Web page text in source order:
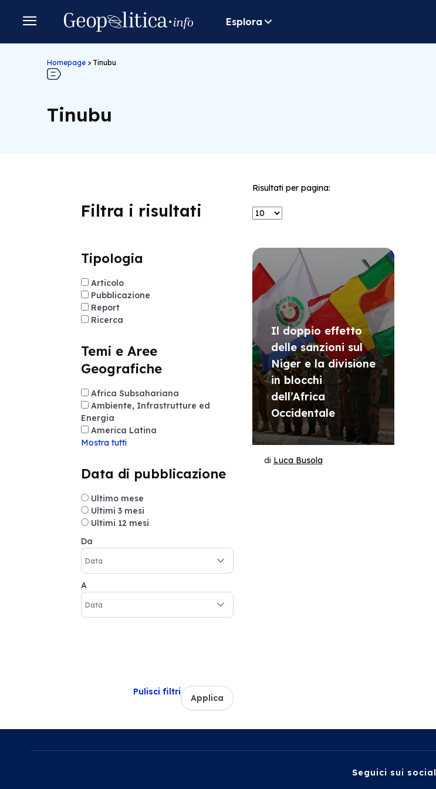
Esplora
Homepage > Tinubu
Tinubu
Filtra i risultati
Tipologia
Articolo
Pubblicazione
Report
Ricerca
Temi e Aree
Geografiche
Africa Subsahariana
Ambiente, Infrastrutture ed
Energia
America Latina
Mostra tutti
Data di pubblicazione
Ultimo mese
Ultimi 3 mesi
Ultimi 12 mesi
Da
A
Pulisci filtri
Applica
Risultati per pagina:
Il doppio effetto
delle sanzioni sul
Niger e la divisione
in blocchi
dell’Africa
Occidentale
di Luca Busola
Seguici sui social